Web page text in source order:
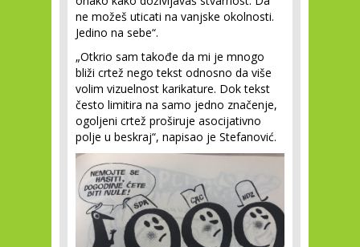
ne možeš uticati na vanjske okolnosti.
Jedino na sebe“.
„Otkrio sam takođe da mi je mnogo
bliži crtež nego tekst odnosno da više
volim vizuelnost karikature. Dok tekst
često limitira na samo jedno značenje,
ogoljeni crtež proširuje asocijativno
polje u beskraj“, napisao je Stefanović.